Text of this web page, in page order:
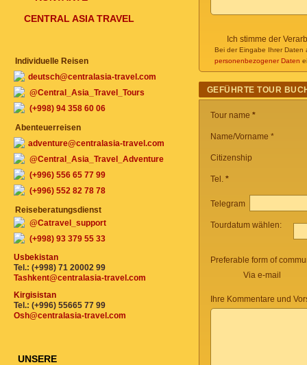
Ich stimme der
Bei der Eingabe Ihrer Daten
personenbezogener Daten
GEFÜHRTE TOUR
Tour name *
Name/Vorname *
Citizenship
Tel. *
Telegram
Tourdatum wählen:
Preferable form of
Via e-mail
Ihre Kommentare und
CENTRAL ASIA TRAVEL
Individuelle Reisen
deutsch@centralasia-travel.com
@Central_Asia_Travel_Tours
(+998) 94 358 60 06
Abenteuerreisen
adventure@centralasia-travel.com
@Central_Asia_Travel_Adventure
(+996) 556 65 77 99
(+996) 552 82 78 78
Reiseberatungsdienst
@Catravel_support
(+998) 93 379 55 33
Usbekistan
Tel.: (+998) 71 20002 99
Tashkent@centralasia-travel.com
Kirgisistan
Tel.: (+996) 55665 77 99
Osh@centralasia-travel.com
UNSERE